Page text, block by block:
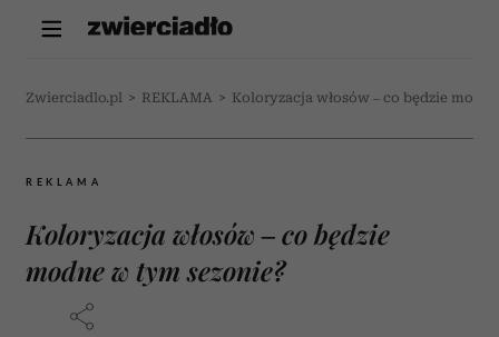
Zwierciadlo.pl > REKLAMA > Koloryzacja włosów – co będzie
REKLAMA
Koloryzacja włosów – co będzie
modne w tym sezonie?